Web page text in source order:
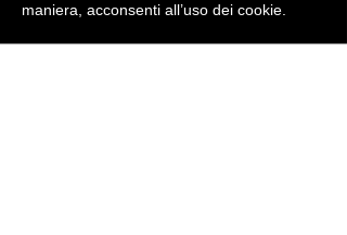
maniera, acconsenti all’uso dei cookie.